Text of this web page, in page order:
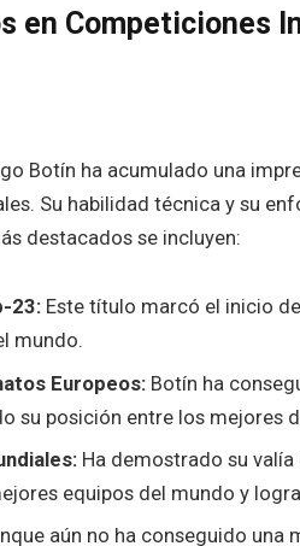
en Competiciones
Botín ha acumulado una
Su habilidad técnica y su
destacados se incluyen:
23:Este título marcó el inicio
mundo.
Europeos:Botín ha
su posición entre los mejores
Ha demostrado su valía
equipos del mundo y
aún no ha conseguido una